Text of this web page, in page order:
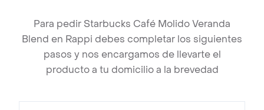
Para pedir Starbucks Café Molido Veranda
Blend en Rappi debes completar los siguientes
pasos y nos encargamos de llevarte el
producto a tu domicilio a la brevedad